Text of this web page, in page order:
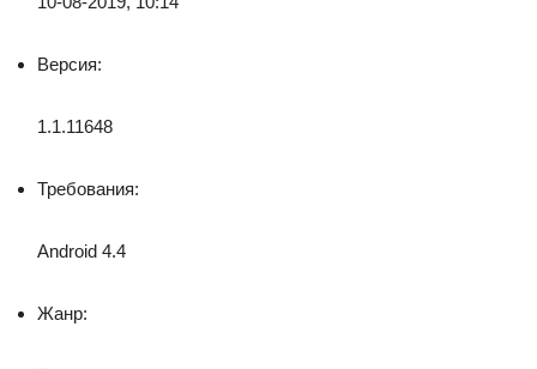
Версия:
1.1.11648
Требования:
Android 4.4
Жанр: